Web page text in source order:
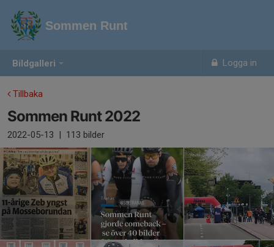
Bildgalleri Logga in
Sommen Runt
Tillbaka
Sommen Runt 2022
2022-05-13 | 113 bilder